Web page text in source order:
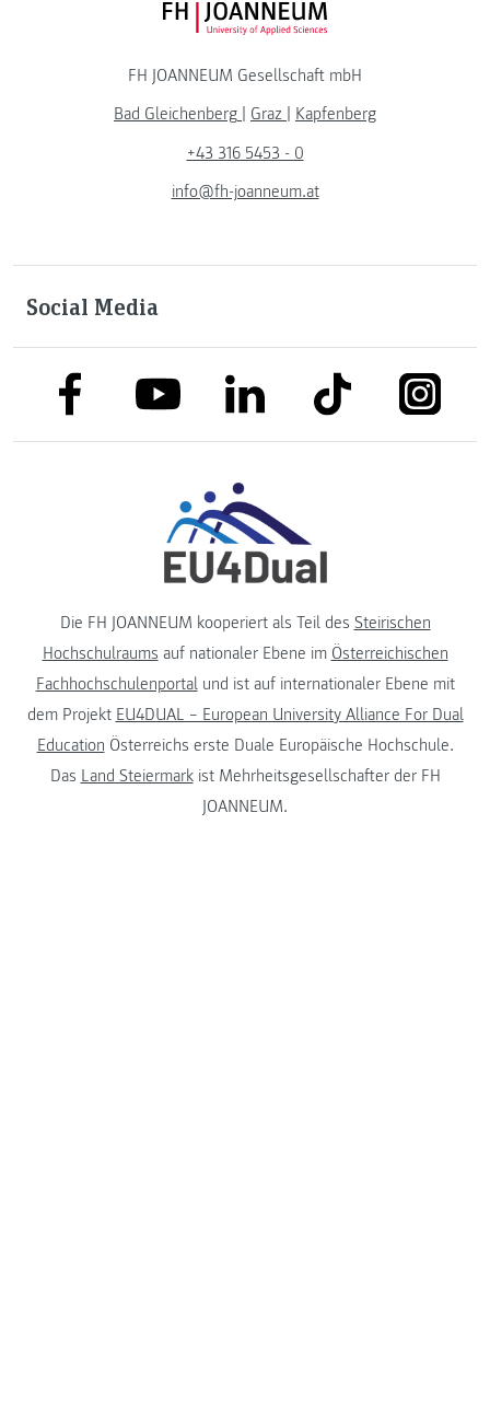
FH JOANNEUM Logo
FH JOANNEUM Gesellschaft mbH
Bad Gleichenberg
Graz
Kapfenberg
+43 316 5453 - 0
info@fh-joanneum.at
Social Media
link to facebooklink to youtubelink to linkedinlink to tiktok
Die FH JOANNEUM kooperiert als Teil des Steirischen
Hochschulraums auf nationaler Ebene im Österreichischen
Fachhochschulenportalund ist auf internationaler Ebene mit
dem Projekt EU4DUAL – European University Alliance For Dual
Education Österreichs erste Duale Europäische Hochschule.
Das Land Steiermarkist Mehrheitsgesellschafter der FH
JOANNEUM.